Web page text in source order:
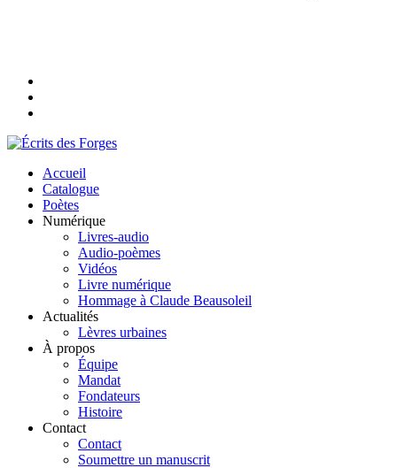
Accueil
Catalogue
Poètes
Numérique
Livres-audio
Audio-poèmes
Vidéos
Livre numérique
Hommage à Claude Beausoleil
Actualités
Lèvres urbaines
À propos
Équipe
Mandat
Fondateurs
Histoire
Contact
Contact
Soumettre un manuscrit